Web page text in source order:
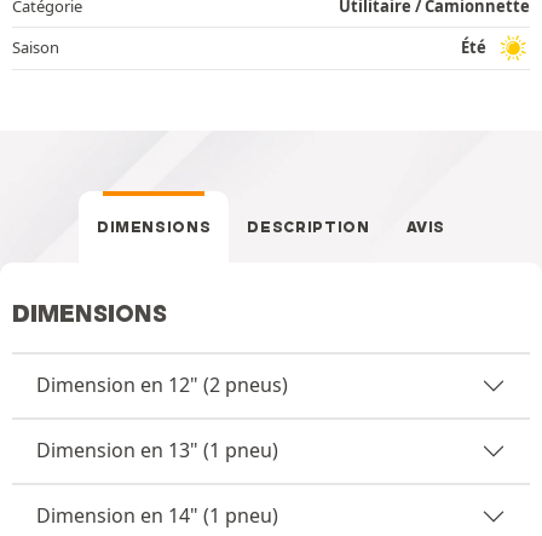
Catégorie
Utilitaire / Camionnette
Saison
Été
DIMENSIONS DESCRIPTION AVIS
DIMENSIONS
Dimension en 12" (2 pneus)
Dimension en 13" (1 pneu)
Dimension en 14" (1 pneu)